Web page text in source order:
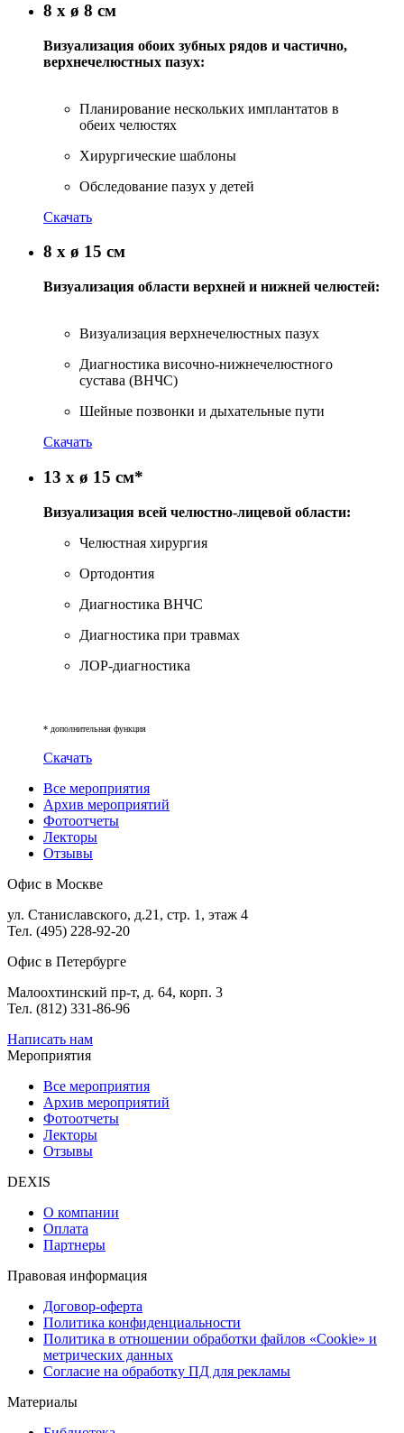
8 x ø 8 см
Визуализация обоих зубных рядов и частично,
верхнечелюстных пазух:
Планирование нескольких имплантатов в
обеих челюстях
Хирургические шаблоны
Обследование пазух у детей
Скачать
8 x ø 15 см
Визуализация области верхней и нижней челюстей:
Визуализация верхнечелюстных пазух
Диагностика височно-нижнечелюстного
сустава (ВНЧС)
Шейные позвонки и дыхательные пути
Скачать
13 x ø 15 см*
Визуализация всей челюстно-лицевой области:
Челюстная хирургия
Ортодонтия
Диагностика ВНЧС
Диагностика при травмах
ЛОР-диагностика
* дополнительная функция
Скачать
Все мероприятия
Архив мероприятий
Фотоотчеты
Лекторы
Отзывы
Офис в Москве
ул. Станиславского, д.21, стр. 1, этаж 4
Тел. (495) 228-92-20
Офис в Петербурге
Малоохтинский пр-т, д. 64, корп. 3
Тел. (812) 331-86-96
Написать нам
Мероприятия
Все мероприятия
Архив мероприятий
Фотоотчеты
Лекторы
Отзывы
DEXIS
О компании
Оплата
Партнеры
Правовая информация
Договор-оферта
Политика конфиденциальности
Политика в отношении обработки файлов «Cookie» и
метрических данных
Согласие на обработку ПД для рекламы
Материалы